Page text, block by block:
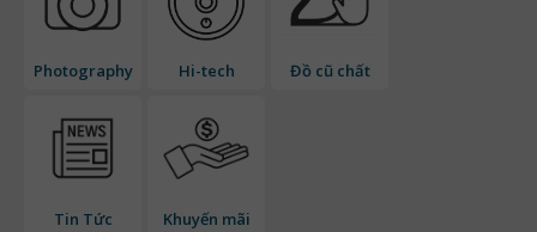
Photography Hi-tech Đồ cũ chất
Tin Tức Khuyến mãi